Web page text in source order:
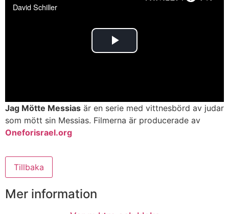
Jag Mötte Messias är en serie med vittnesbörd av judar
som mött sin Messias. Filmerna är producerade av
Oneforisrael.org
Tillbaka
Mer information